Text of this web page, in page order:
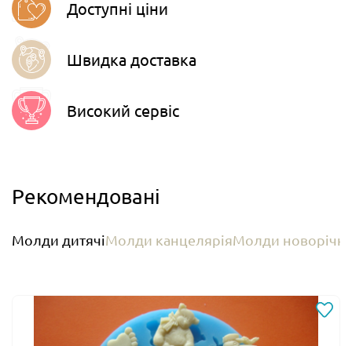
Доступні ціни
Швидка доставка
Високий сервіс
Рекомендовані
Молди дитячіМолди канцеляріяМолди новорічні